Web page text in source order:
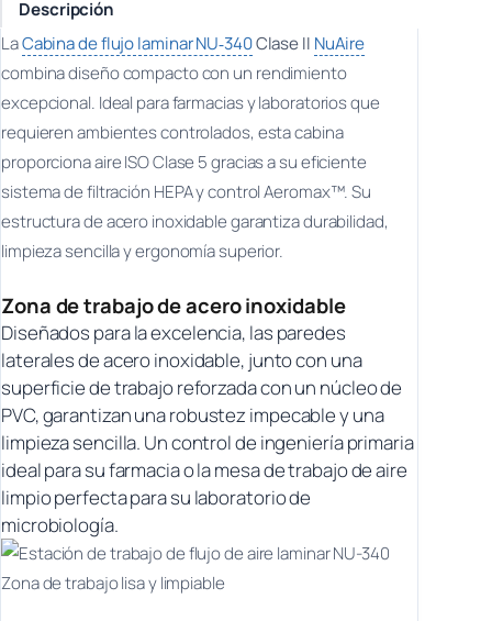
Descripción
LaCabina de flujo laminar NU‑340Clase II NuAire
combina diseño compacto con un rendimiento
excepcional. Ideal para farmacias y laboratorios que
requieren ambientes controlados, esta cabina
proporciona aire ISO Clase 5 gracias a su eficiente
sistema de filtración HEPA y control Aeromax™. Su
estructura de acero inoxidable garantiza durabilidad,
limpieza sencilla y ergonomía superior.
Zona de trabajo de acero inoxidable
Diseñados para la excelencia, las paredes
laterales de acero inoxidable, junto con una
superficie de trabajo reforzada con un núcleo de
PVC, garantizan una robustez impecable y una
limpieza sencilla. Un control de ingeniería primaria
ideal para su farmacia o la mesa de trabajo de aire
limpio perfecta para su laboratorio de
microbiología.